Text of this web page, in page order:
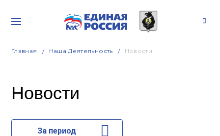
Главная Наша Деятельность Новости
Новости
За период